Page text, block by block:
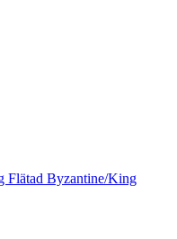
Flätad Byzantine/King